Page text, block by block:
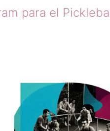
para el